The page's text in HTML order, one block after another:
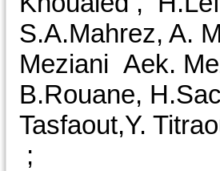
S.A.Mahrez, A.
Meziani Aek.
B.Rouane,
Tasfaout,Y.
;